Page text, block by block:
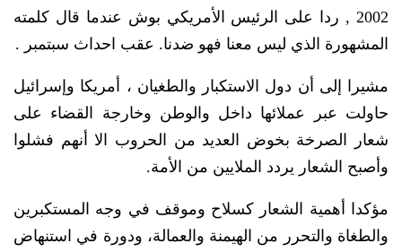
2002 , ردا على الرئيس الأمريكي بوش عندما قال كلمته
المشهورة الذي ليس معنا فهو ضدنا. عقب احداث سبتمبر .
مشيرا إلى أن دول الاستكبار والطغيان ، أمريكا وإسرائيل
حاولت عبر عملائها داخل والوطن وخارجة القضاء على
شعار الصرخة بخوض العديد من الحروب الا أنهم فشلوا
وأصبح الشعار يردد الملايين من الأمة.
مؤكدا أهمية الشعار كسلاح وموقف في وجه المستكبرين
والطغاة والتحرر من الهيمنة والعمالة، ودورة في استنهاض